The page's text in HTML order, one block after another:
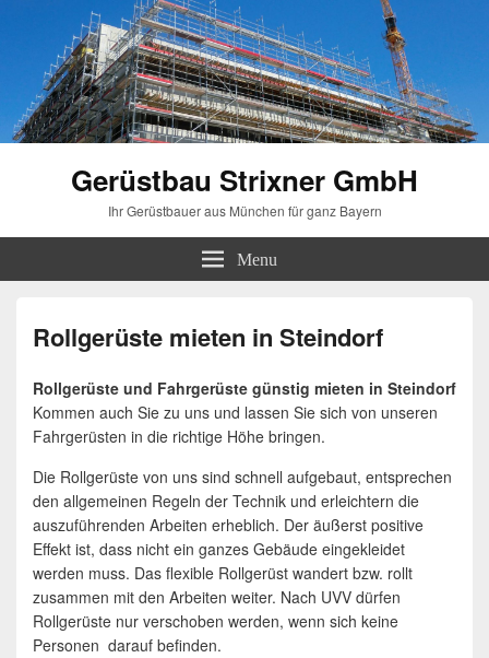
Gerüstbau Strixner GmbH
Ihr Gerüstbauer aus München für ganz Bayern
Menu
Rollgerüste mieten in Steindorf
Rollgerüste und Fahrgerüste günstig mieten in Steindorf
Kommen auch Sie zu uns und lassen Sie sich von unseren
Fahrgerüsten in die richtige Höhe bringen.
Die Rollgerüste von uns sind schnell aufgebaut, entsprechen
den allgemeinen Regeln der Technik und erleichtern die
auszuführenden Arbeiten erheblich. Der äußerst positive
Effekt ist, dass nicht ein ganzes Gebäude eingekleidet
werden muss. Das flexible Rollgerüst wandert bzw. rollt
zusammen mit den Arbeiten weiter. Nach UVV dürfen
Rollgerüste nur verschoben werden, wenn sich keine
Personen darauf befinden.